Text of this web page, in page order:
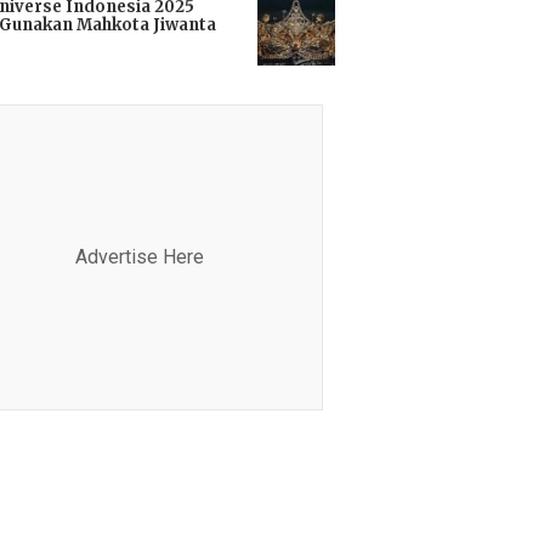
Indonesia 2025
Mahkota Jiwanta
Advertise Here